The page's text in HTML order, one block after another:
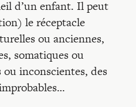
d’un enfant. Il peut
le réceptacle
ou anciennes,
somatiques ou
inconscientes, des